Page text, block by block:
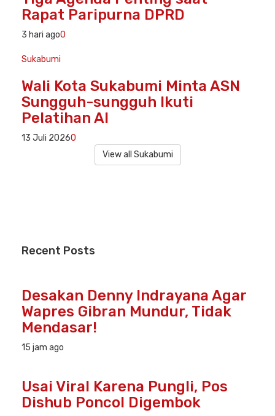
Rapat Paripurna DPRD
3 hari ago0
Sukabumi
Wali Kota Sukabumi Minta ASN
Sungguh-sungguh Ikuti
Pelatihan AI
13 Juli 20260
View all Sukabumi
Recent Posts
Desakan Denny Indrayana Agar
Wapres Gibran Mundur, Tidak
Mendasar!
15 jam ago
Usai Viral Karena Pungli, Pos
Dishub Poncol Digembok